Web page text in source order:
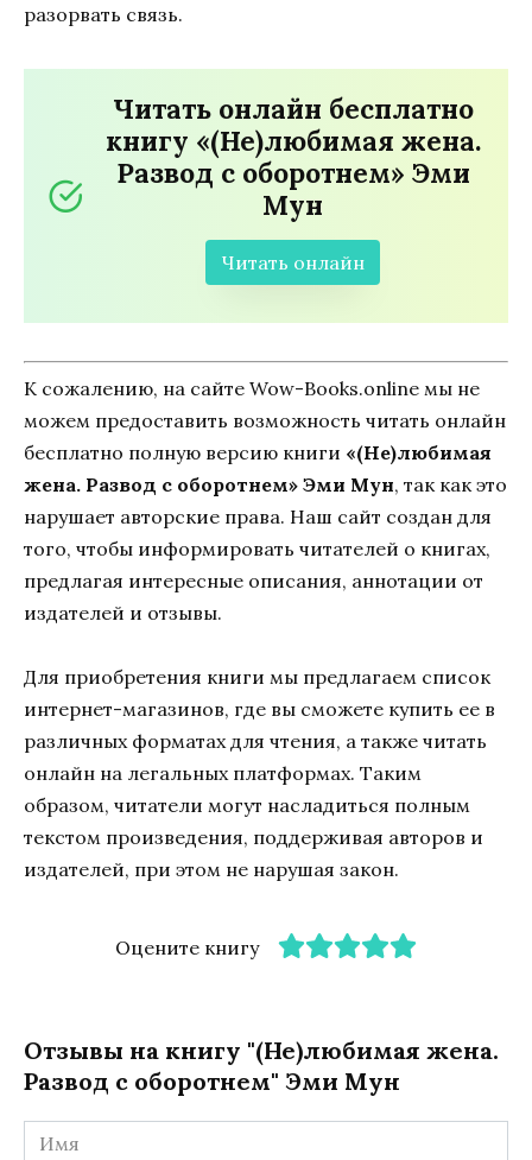
разорвать связь.
Читать онлайн бесплатно
книгу «(Не)любимая жена.
Развод с оборотнем» Эми
Мун
Читать онлайн
К сожалению, на сайте Wow-Books.online мы не
можем предоставить возможность читать онлайн
бесплатно полную версию книги «(Не)любимая
жена. Развод с оборотнем» Эми Мун, так как это
нарушает авторские права. Наш сайт создан для
того, чтобы информировать читателей о книгах,
предлагая интересные описания, аннотации от
издателей и отзывы.
Для приобретения книги мы предлагаем список
интернет-магазинов, где вы сможете купить ее в
различных форматах для чтения, а также читать
онлайн на легальных платформах. Таким
образом, читатели могут насладиться полным
текстом произведения, поддерживая авторов и
издателей, при этом не нарушая закон.
Оцените книгу
Отзывы на книгу "(Не)любимая жена.
Развод с оборотнем" Эми Мун
Имя